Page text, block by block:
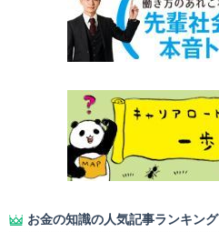
お金の知識の人気記事ランキング